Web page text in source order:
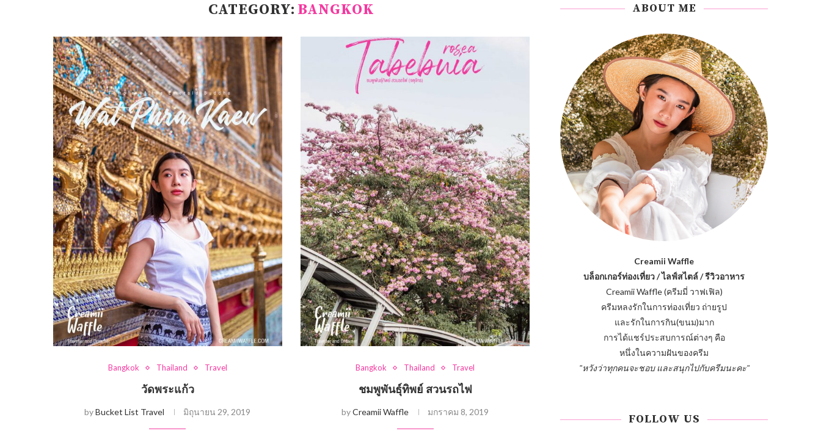
CATEGORY: BANGKOK
Bangkok Thailand Travel
วัดพระแก้ว
byBucket List Travel มิถุนายน 29, 2019
Bangkok Thailand Travel
ชมพูพันธุ์ทิพย์ สวนรถไฟ
byCreamii Waffle มกราคม 8, 2019
ABOUT ME
Creamii Waffle
บล็อกเกอร์ท่องเที่ยว / ไลฟ์สไตล์ / รีวิวอาหาร
Creamii Waffle (ครีมมี่ วาฟเฟิล)
ครีมหลงรักในการท่องเที่ยว ถ่ายรูป
และรักในการกิน(ขนม)มาก
การได้แชร์ประสบการณ์ต่างๆ คือ
หนึ่งในความฝันของครีม
"หวังว่าทุกคนจะชอบ และสนุกไปกับครีมนะคะ"
FOLLOW US